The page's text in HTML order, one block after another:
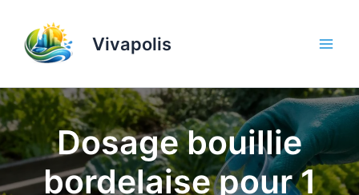
contenu
Vivapolis
Dosage bouillie
bordelaise pour 1